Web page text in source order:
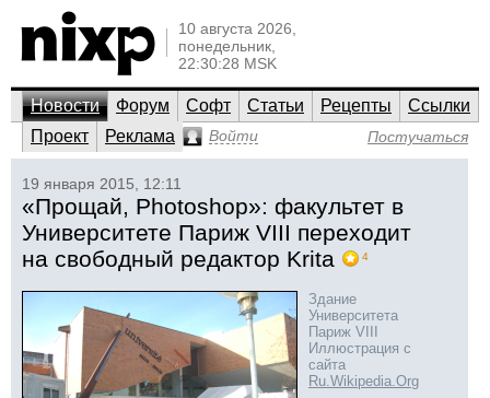
10 августа 2026,
понедельник,
22:30:28 MSK
Новости Форум Софт Статьи Рецепты
Ссылки
Проект
Реклама Войти Постучаться
19 января 2015, 12:11
«Прощай, Photoshop»: факультет в
Университете Париж VIII переходит
на свободный редактор Krita
4
Здание
Университета
Париж VIII
Иллюстрация с
сайта
Ru.Wikipedia.Org